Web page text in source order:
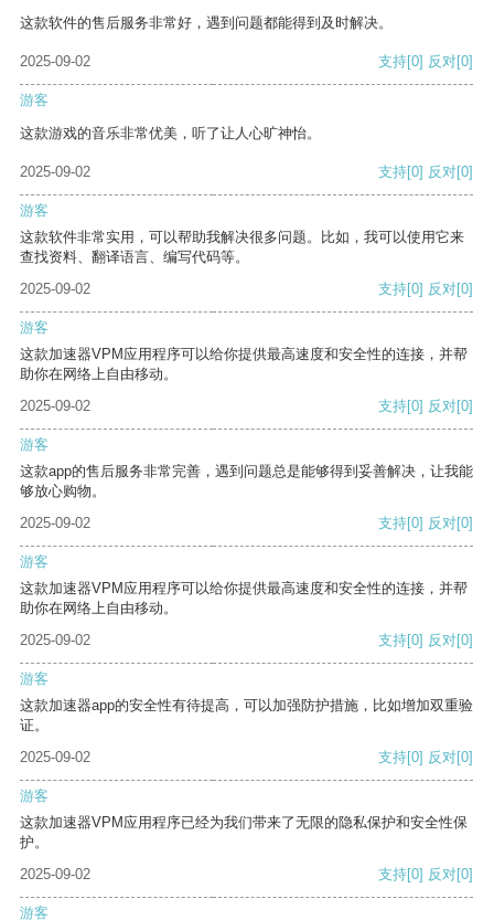
这款软件的售后服务非常好，遇到问题都能得到及时解决。
2025-09-02 支持[0] 反对[0]
游客
这款游戏的音乐非常优美，听了让人心旷神怡。
2025-09-02 支持[0] 反对[0]
游客
这款软件非常实用，可以帮助我解决很多问题。比如，我可以使用它来
查找资料、翻译语言、编写代码等。
2025-09-02
支持[0] 反对[0]
游客
这款加速器VPM应用程序可以给你提供最高速度和安全性的连接，并帮
助你在网络上自由移动。
2025-09-02
支持[0] 反对[0]
游客
这款app的售后服务非常完善，遇到问题总是能够得到妥善解决，让我能
够放心购物。
2025-09-02
支持[0] 反对[0]
游客
这款加速器VPM应用程序可以给你提供最高速度和安全性的连接，并帮
助你在网络上自由移动。
2025-09-02
支持[0] 反对[0]
游客
这款加速器app的安全性有待提高，可以加强防护措施，比如增加双重验
证。
2025-09-02
支持[0] 反对[0]
游客
这款加速器VPM应用程序已经为我们带来了无限的隐私保护和安全性保
护。
2025-09-02
支持[0] 反对[0]
游客